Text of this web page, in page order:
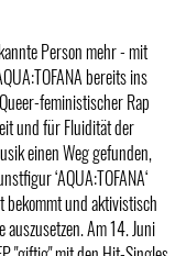
Person mehr - mit
bereits ins
feministischer Rap
und für Fluidität der
einen Weg gefunden,
‘AQUA:TOFANA‘
bekommt und aktivistisch
Am 14. Juni